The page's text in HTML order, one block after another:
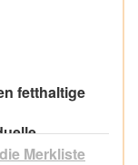
fetthaltige
Merkliste